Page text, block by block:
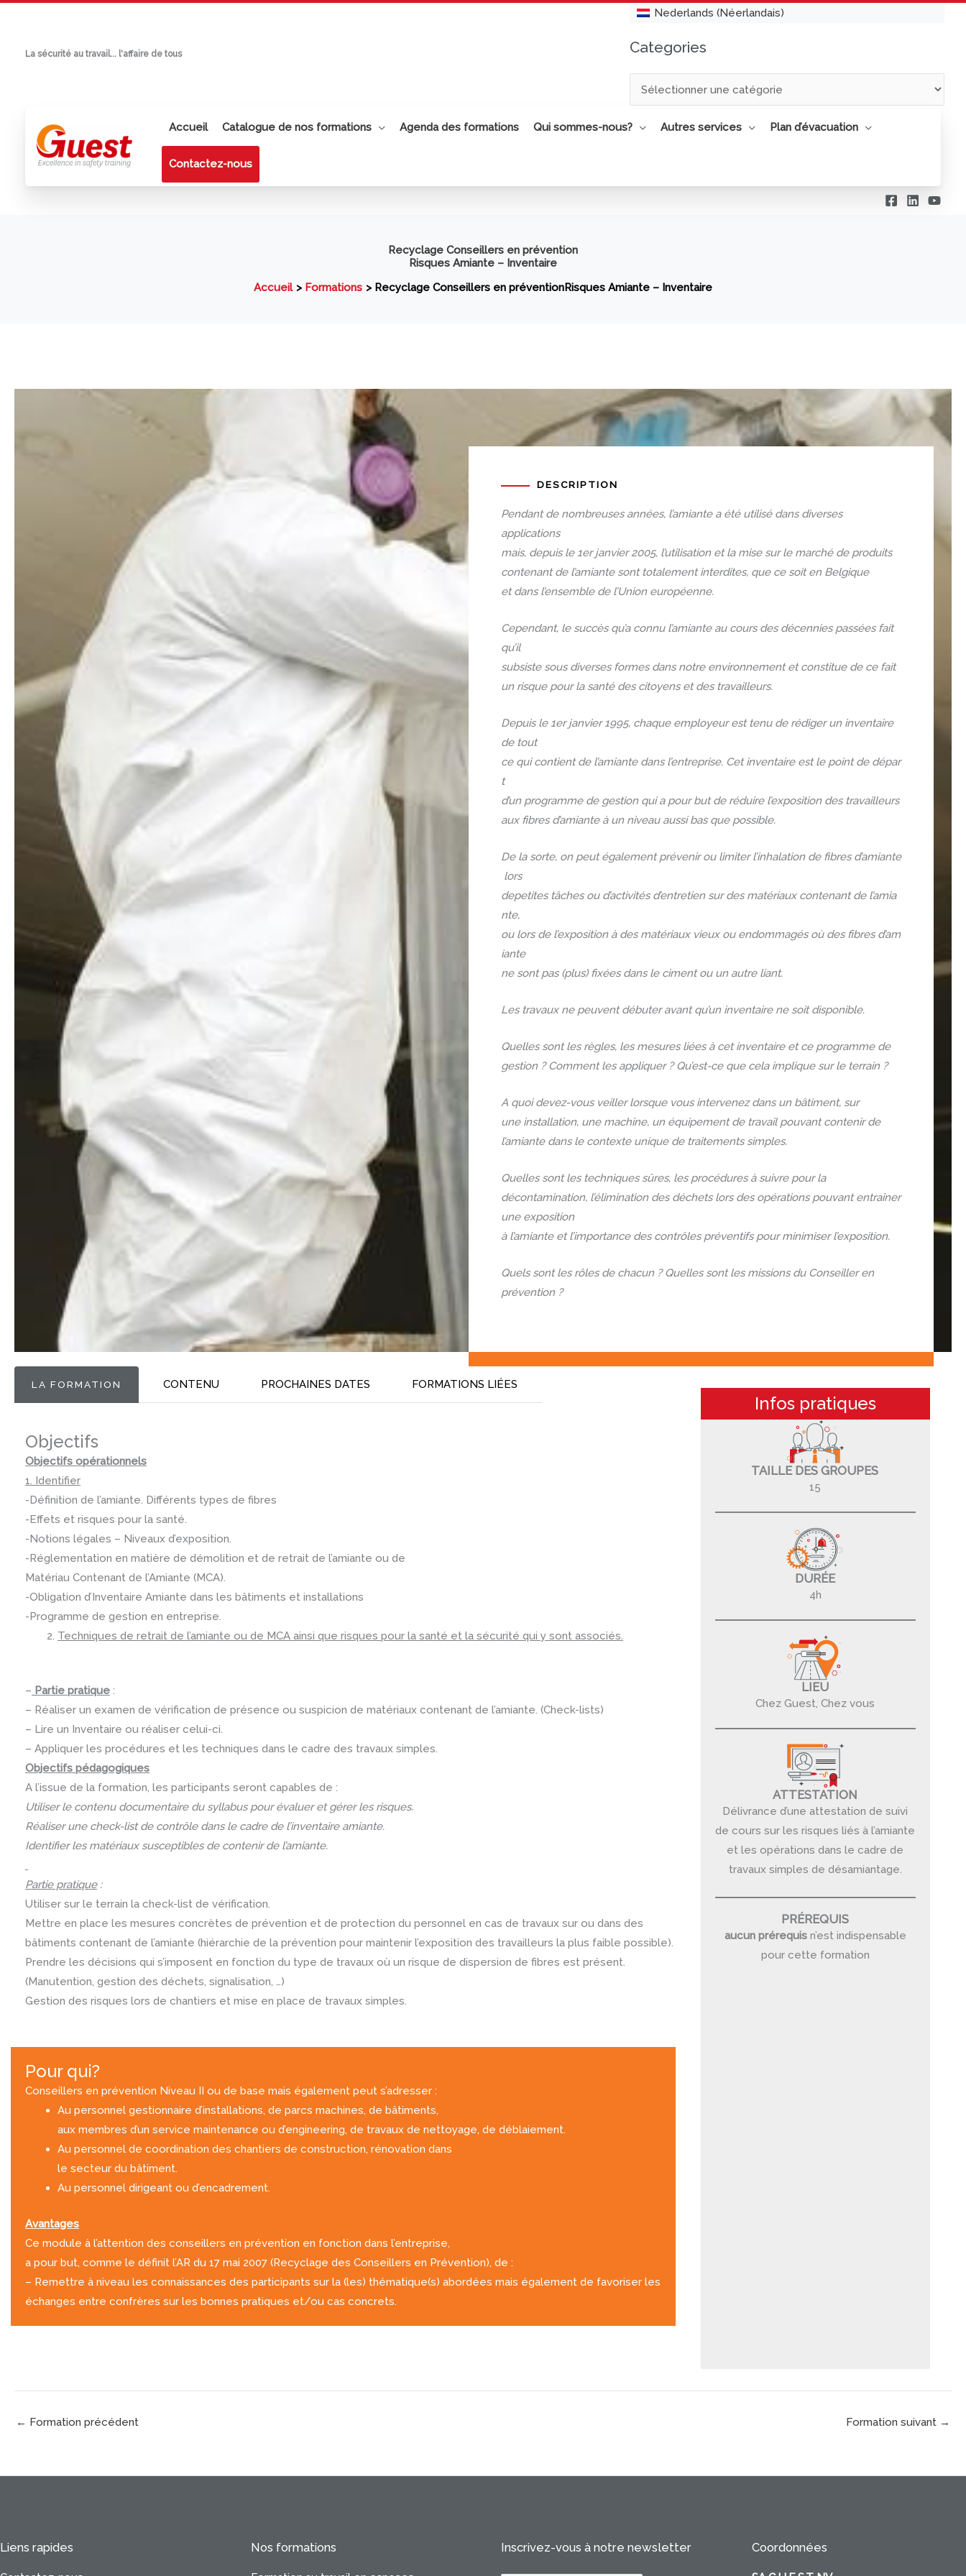
contenuLa sécurité au travail... l'affaire de tous
Nederlands (Néerlandais)
Categories
Accueil Catalogue de nos formations Agenda des formations Qui sommes-nous? Autres services Plan d’évacuation
Contactez-nous
Recyclage Conseillers en prévention
Risques Amiante – Inventaire
Accueil
Formations Recyclage Conseillers en préventionRisques Amiante – Inventaire
DESCRIPTION
Pendant de nombreuses années, l’amiante a été utilisé dans diverses
applications
mais, depuis le 1er janvier 2005, l’utilisation et la mise sur le marché de produits
contenant de l’amiante sont totalement interdites, que ce soit en Belgique
et dans l’ensemble de l’Union européenne.
Cependant, le succès qu’a connu l’amiante au cours des décennies passées fait
qu’il
subsiste sous diverses formes dans notre environnement et constitue de ce fait
un risque pour la santé des citoyens et des travailleurs.
Depuis le 1er janvier 1995, chaque employeur est tenu de rédiger un inventaire
de tout
ce qui contient de l’amiante dans l’entreprise. Cet inventaire est le point de dépar
t
d’un programme de gestion qui a pour but de réduire l’exposition des travailleurs
aux fibres d’amiante à un niveau aussi bas que possible.
De la sorte, on peut également prévenir ou limiter l’inhalation de fibres d’amiante
lors
depetites tâches ou d’activités d’entretien sur des matériaux contenant de l’amia
nte,
ou lors de l’exposition à des matériaux vieux ou endommagés où des fibres d’am
iante
ne sont pas (plus) fixées dans le ciment ou un autre liant.
Les travaux ne peuvent débuter avant qu’un inventaire ne soit disponible.
Quelles sont les règles, les mesures liées à cet inventaire et ce programme de
gestion ? Comment les appliquer ? Qu’est-ce que cela implique sur le terrain ?
A quoi devez-vous veiller lorsque vous intervenez dans un bâtiment, sur
une installation, une machine, un équipement de travail pouvant contenir de
l’amiante dans le contexte unique de traitements simples.
Quelles sont les techniques sûres, les procédures à suivre pour la
décontamination, l’élimination des déchets lors des opérations pouvant entraîner
une exposition
à l’amiante et l’importance des contrôles préventifs pour minimiser l’exposition.
Quels sont les rôles de chacun ? Quelles sont les missions du Conseiller en
prévention ?
LA FORMATION CONTENU PROCHAINES DATES FORMATIONS LIÉES
Objectifs
Objectifs opérationnels
1. Identifier
-Définition de l’amiante. Différents types de fibres
-Effets et risques pour la santé.
-Notions légales – Niveaux d’exposition.
-Réglementation en matière de démolition et de retrait de l’amiante ou de
Matériau Contenant de l’Amiante (MCA).
-Obligation d’Inventaire Amiante dans les bâtiments et installations
-Programme de gestion en entreprise.
Techniques de retrait de l’amiante ou de MCA ainsi que risques pour la santé et la sécurité qui y sont associés.
– Partie pratique :
– Réaliser un examen de vérification de présence ou suspicion de matériaux contenant de l’amiante. (Check-lists)
– Lire un Inventaire ou réaliser celui-ci.
– Appliquer les procédures et les techniques dans le cadre des travaux simples.
Objectifs pédagogiques
A l’issue de la formation, les participants seront capables de :
Utiliser le contenu documentaire du syllabus pour évaluer et gérer les risques.
Réaliser une check-list de contrôle dans le cadre de l’inventaire amiante.
Identifier les matériaux susceptibles de contenir de l’amiante.
Partie pratique:
Utiliser sur le terrain la check-list de vérification.
Mettre en place les mesures concrètes de prévention et de protection du personnel en cas de travaux sur ou dans des
bâtiments contenant de l’amiante (hiérarchie de la prévention pour maintenir l’exposition des travailleurs la plus faible possible).
Prendre les décisions qui s’imposent en fonction du type de travaux où un risque de dispersion de fibres est présent.
(Manutention, gestion des déchets, signalisation, …)
Gestion des risques lors de chantiers et mise en place de travaux simples.
Pour qui?
Conseillers en prévention Niveau II ou de base mais également peut s’adresser :
Au personnel gestionnaire d’installations, de parcs machines, de bâtiments,
aux membres d’un service maintenance ou d’engineering, de travaux de nettoyage, de déblaiement.
Au personnel de coordination des chantiers de construction, rénovation dans
le secteur du bâtiment.
Au personnel dirigeant ou d’encadrement.
Avantages
Ce module à l’attention des conseillers en prévention en fonction dans l’entreprise,
a pour but, comme le définit l’AR du 17 mai 2007 (Recyclage des Conseillers en Prévention), de :
– Remettre à niveau les connaissances des participants sur la (les) thématique(s) abordées mais également de favoriser les
échanges entre confrères sur les bonnes pratiques et/ou cas concrets.
Infos pratiques
TAILLE DES GROUPES
15
DURÉE
4h
LIEU
Chez Guest, Chez vous
ATTESTATION
Délivrance d’une attestation de suivi
de cours sur les risques liés à l’amiante
et les opérations dans le cadre de
travaux simples de désamiantage.
PRÉREQUIS
aucun prérequisn’est indispensable
pour cette formation
← Formation précédent Formation suivant →
Liens rapides Nos formations Inscrivez-vous à notre newsletter Coordonnées